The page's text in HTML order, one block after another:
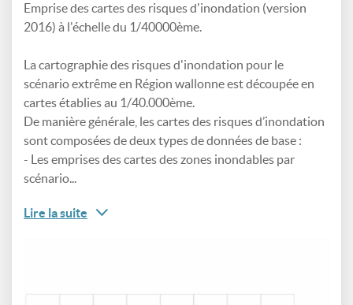
Emprise des cartes des risques d'inondation (version
2016) à l'échelle du 1/40000ème.
La cartographie des risques d'inondation pour le
scénario extrême en Région wallonne est découpée en
cartes établies au 1/40.000ème.
De manière générale, les cartes des risques d’inondation
sont composées de deux types de données de base :
- Les emprises des cartes des zones inondables par
scénario...
Lire la suite